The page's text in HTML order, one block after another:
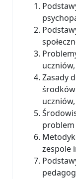
uczniów,
Zasady
uczniów,
zespole